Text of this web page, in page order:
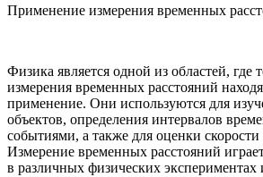
Применение измерения временных
Физика является одной из областей, где
измерения временных расстояний
применение. Они используются для
объектов, определения интервалов
событиями, а также для оценки скорости
Измерение временных расстояний
в различных физических экспериментах